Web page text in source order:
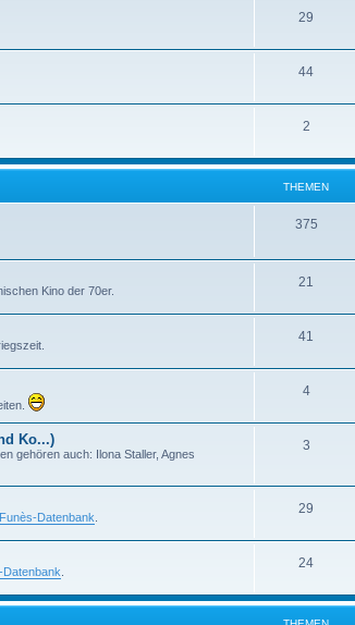
e
29
e
m
n
44T
m
e
2T
e
n
THEMEN
375T
Kino der 70er.
21
m
n
41
m
4T
e
e
Ko...)
gehören auch: Ilona Staller, Agnes
3T
e
e
Datenbank
29
e
m
e
24T
e